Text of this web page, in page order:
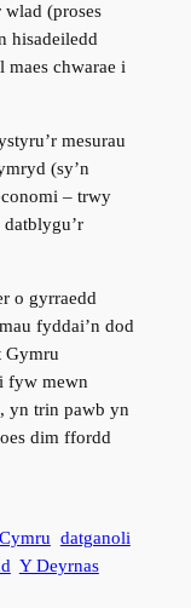
(proses
hisadeiledd
chwarae i
mesurau
(sy’n
– trwy
o gyrraedd
fyddai’n dod
Gymru
fyw mewn
yn trin pawb yn
dim ffordd
Cymru datganoli
Y Deyrnas